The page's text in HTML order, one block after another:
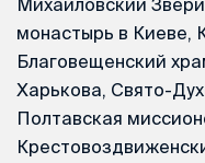
Михайловский
монастырь в Киеве,
Благовещенский
Харькова, Свято-
Полтавская